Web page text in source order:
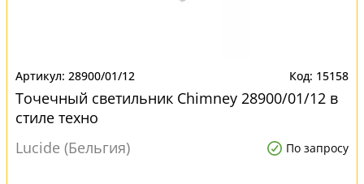
28900/01/12 15158
Точечный светильник Chimney 28900/01/12 в
стиле техно
Lucide (Бельгия)
По запросу